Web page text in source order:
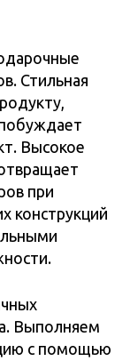
Стильная
Высокое
при
конструкций
Выполняем
с помощью